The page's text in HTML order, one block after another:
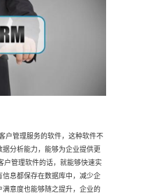
户管理服务的软件，这种软件不
分析能力，能够为企业提供更
户管理软件的话，就能够快速实
息都保存在数据库中，减少企
意度也能够随之提升，企业的